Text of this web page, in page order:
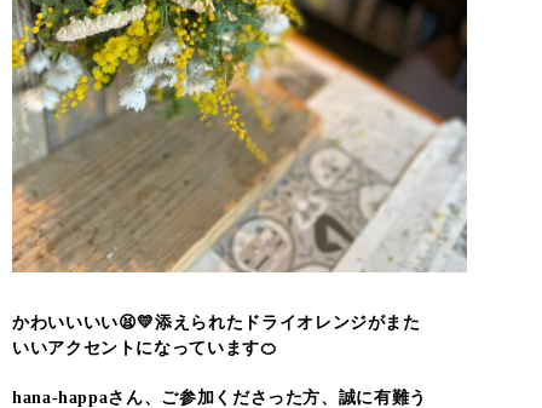
かわいいいい😫💛添えられたドライオレンジがまた
いいアクセントになっています🍊
hana-happaさん、ご参加くださった方、誠に有難う